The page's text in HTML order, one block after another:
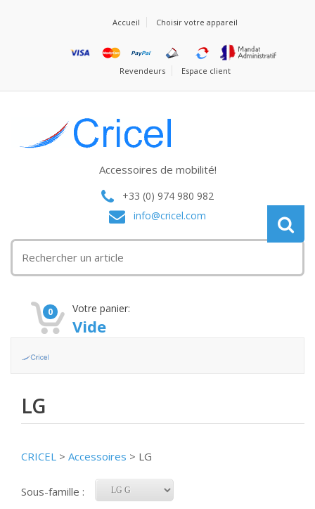
Accueil Choisir votre appareil
Revendeurs Espace client
Accessoires de mobilité!
+33 (0) 974 980 982
info@cricel.com
0 Votre panier:
Vide
LG
CRICEL > Accessoires > LG
Sous-famille :